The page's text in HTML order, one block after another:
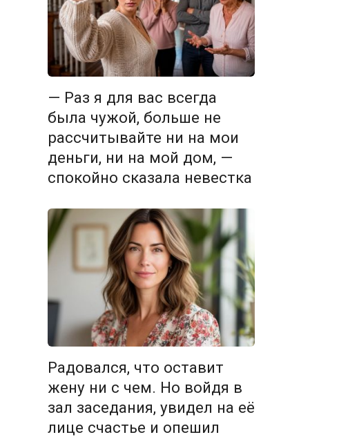
— Раз я для вас всегда
была чужой, больше не
рассчитывайте ни на мои
деньги, ни на мой дом, —
спокойно сказала невестка
Радовался, что оставит
жену ни с чем. Но войдя в
зал заседания, увидел на её
лице счастье и опешил